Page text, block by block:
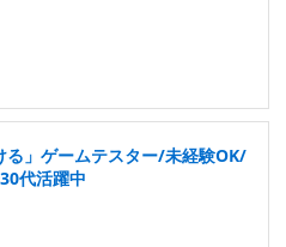
る」ゲームテスター/未経験OK/
代活躍中